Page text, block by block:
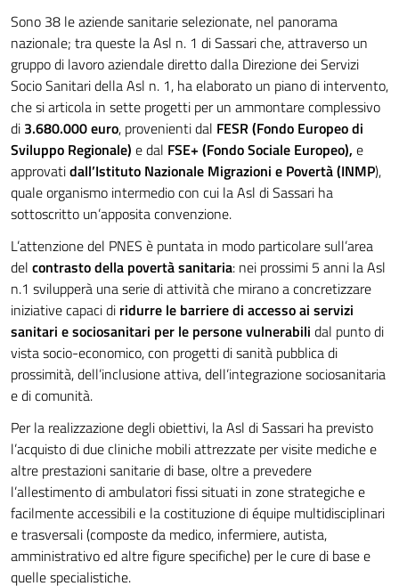
Sono 38 le aziende sanitarie selezionate, nel panorama
nazionale; tra queste la Asl n. 1 di Sassari che, attraverso un
gruppo di lavoro aziendale diretto dalla Direzione dei Servizi
Socio Sanitari della Asl n. 1, ha elaborato un piano di intervento,
che si articola in sette progetti per un ammontare complessivo
di 3.680.000 euro, provenienti dal FESR (Fondo Europeo di
Sviluppo Regionale) e dal FSE+ (Fondo Sociale Europeo), e
approvatidall’Istituto Nazionale Migrazioni e Povertà (INMP),
quale organismo intermedio con cui la Asl di Sassari ha
sottoscritto un’apposita convenzione.
L’attenzione del PNES è puntata in modo particolare sull’area
del contrasto della povertà sanitaria: nei prossimi 5 anni la Asl
n.1 svilupperà una serie di attività che mirano a concretizzare
iniziative capaci di ridurre le barriere di accesso ai servizi
sanitari e sociosanitari per le persone vulnerabili dal punto di
vista socio-economico, con progetti di sanità pubblica di
prossimità, dell’inclusione attiva, dell’integrazione sociosanitaria
e di comunità.
Per la realizzazione degli obiettivi, la Asl di Sassari ha previsto
l’acquisto di due cliniche mobili attrezzate per visite mediche e
altre prestazioni sanitarie di base, oltre a prevedere
l’allestimento di ambulatori fissi situati in zone strategiche e
facilmente accessibili e la costituzione di équipe multidisciplinari
e trasversali (composte da medico, infermiere, autista,
amministrativo ed altre figure specifiche) per le cure di base e
quelle specialistiche.